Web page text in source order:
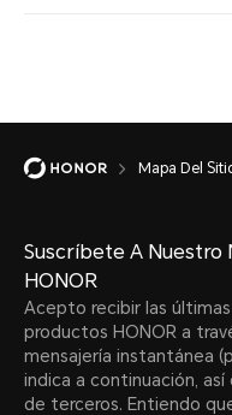
Mapa Del
Suscríbete A
HONOR
Acepto recibir las
productos HONOR a
mensajería instantánea
indica a continuación,
de terceros. Entiendo